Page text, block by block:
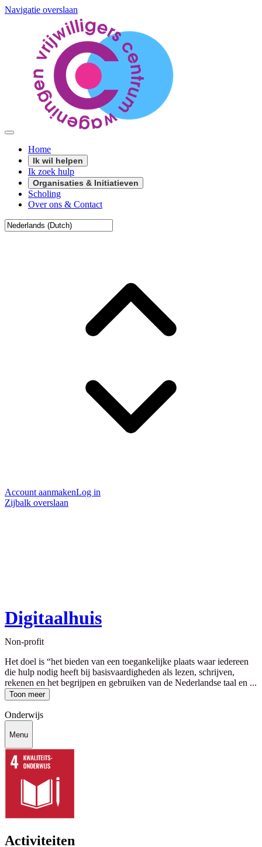
Navigatie overslaan
Home
Ik wil helpen
Ik zoek hulp
Organisaties & Initiatieven
Scholing
Over ons & Contact
Account aanmakenLog in
Zijbalk overslaan
Digitaalhuis
Non-profit
Het doel is “het bieden van een toegankelijke plaats waar iedereen
die hulp nodig heeft bij basisvaardigheden als lezen, schrijven,
rekenen en het begrijpen en gebruiken van de Nederlandse taal en ...
Toon meer
Onderwijs
Menu
Activiteiten